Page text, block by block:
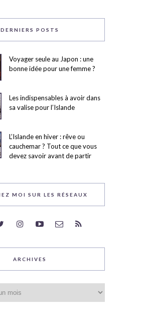
DERNIERS POSTS
Voyager seule au Japon : une
bonne idée pour une femme ?
Les indispensables à avoir dans
sa valise pour l’Islande
L’Islande en hiver : rêve ou
cauchemar ? Tout ce que vous
devez savoir avant de partir
MOI SUR LES RÉSEAUX
ARCHIVES